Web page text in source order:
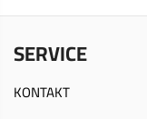
SERVICE
KONTAKT